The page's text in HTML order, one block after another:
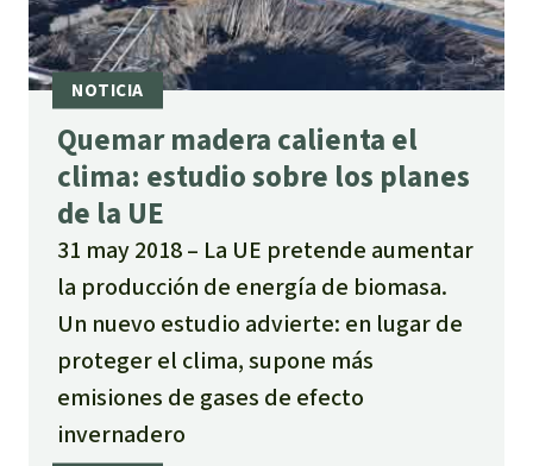
Quemar madera calienta el
clima: estudio sobre los planes
de la UE
31 may 2018
La UE pretende aumentar
la producción de energía de biomasa.
Un nuevo estudio advierte: en lugar de
proteger el clima, supone más
emisiones de gases de efecto
invernadero